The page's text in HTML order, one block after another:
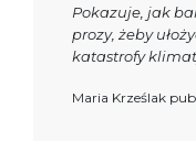
Pokazuje, jak
prozy, żeby
katastrofy
Maria Krześlak